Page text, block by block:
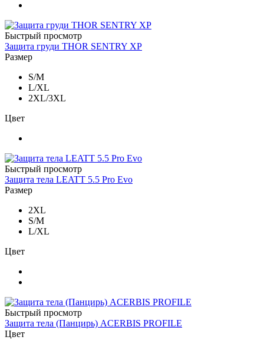
Быстрый просмотр
Защита груди THOR SENTRY XP
Размер
S/M
L/XL
2XL/3XL
Цвет
Быстрый просмотр
Защита тела LEATT 5.5 Pro Evo
Размер
2XL
S/M
L/XL
Цвет
Быстрый просмотр
Защита тела (Панцирь) ACERBIS PROFILE
Цвет